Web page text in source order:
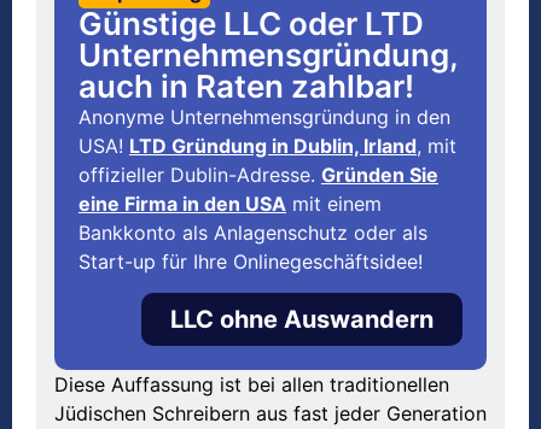
Günstige LLC oder LTD
Unternehmensgründung,
auch in Raten zahlbar!
Anonyme Unternehmensgründung in den
USA! LTD Gründung in Dublin, Irland, mit
offizieller Dublin-Adresse. Gründen Sie
eine Firma in den USA mit einem
Bankkonto als Anlagenschutz oder als
Start-up für Ihre Onlinegeschäftsidee!
LLC ohne Auswandern
Diese Auffassung ist bei allen traditionellen
Jüdischen Schreibern aus fast jeder Generation